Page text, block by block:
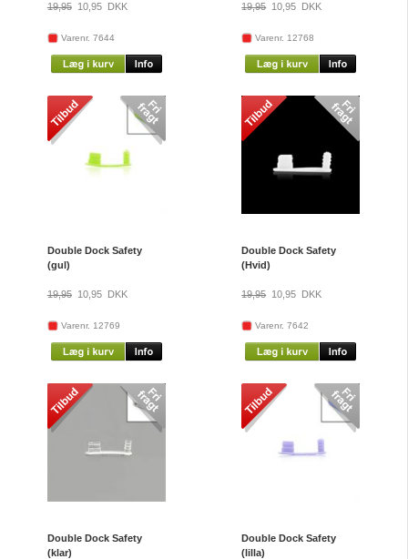
19,95 10,95DKK
Varenr. 7644
19,95 10,95 DKK
Varenr. 12768
Double Dock Safety
(gul)
19,95 10,95DKK
Varenr. 12769
Double Dock Safety
(Hvid)
19,95 10,95 DKK
Varenr. 7642
Double Dock Safety
(klar)
Double Dock Safety
(lilla)